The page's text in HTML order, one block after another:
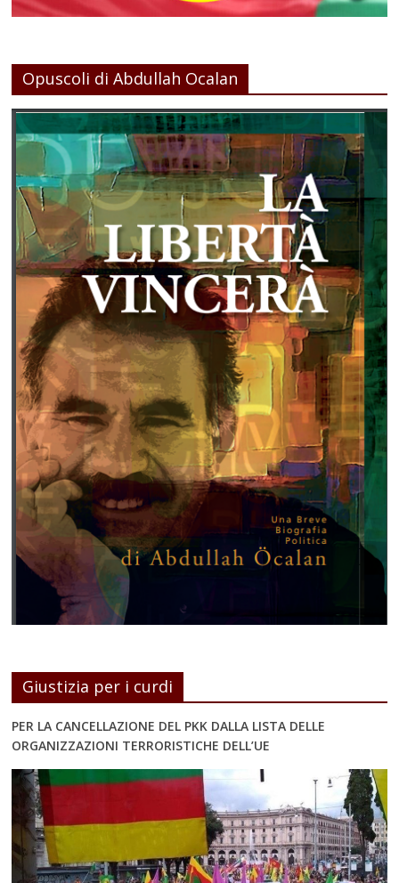
Opuscoli di Abdullah Ocalan
Giustizia per i curdi
PER LA CANCELLAZIONE DEL PKK DALLA LISTA DELLE
ORGANIZZAZIONI TERRORISTICHE DELL’UE